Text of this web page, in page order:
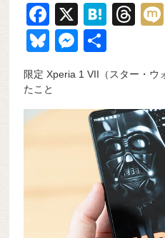
F
a
c
e
b
X
H
n
a
T
a
d
s
Bl
e
sk
M
ss
e
n
er
有
限定 Xperia 1 VII（スター・ウ
たこと